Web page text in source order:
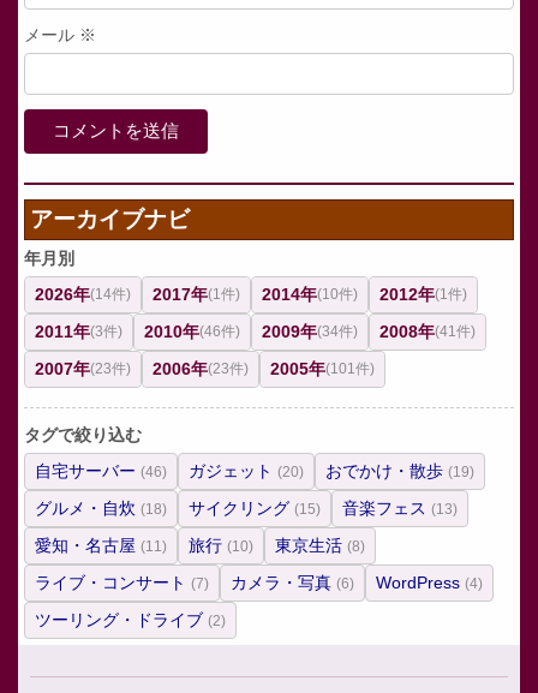
メール ※
アーカイブナビ
年月別
2026年(14件) 2017年(1件) 2014年(10件) 2012年(1件)
2011年(3件) 2010年(46件) 2009年(34件) 2008年(41件)
2007年(23件) 2006年(23件) 2005年(101件)
タグで絞り込む
自宅サーバー (46) ガジェット (20) おでかけ・散歩 (19)
グルメ・自炊 (18) サイクリング (15) 音楽フェス (13)
愛知・名古屋 (11) 旅行 (10) 東京生活 (8)
ライブ・コンサート (7) カメラ・写真 (6) WordPress (4)
ツーリング・ドライブ (2)